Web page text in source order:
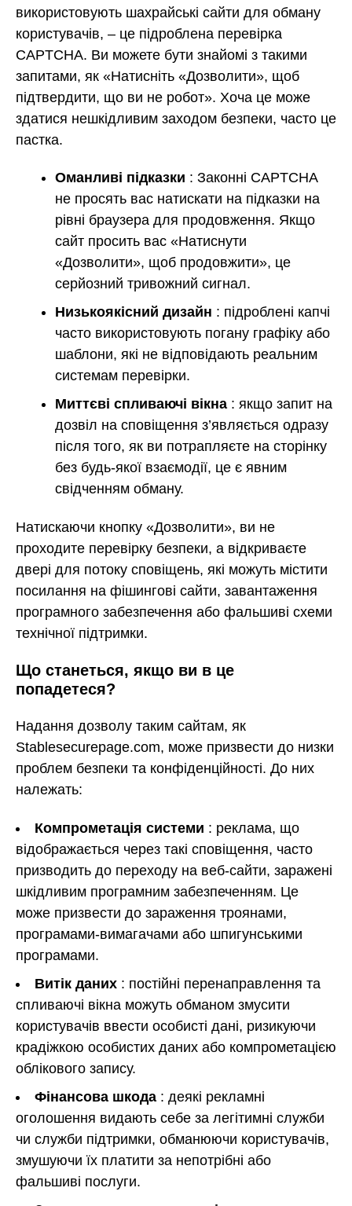
використовують шахрайські сайти для обману
користувачів, – це підроблена перевірка
CAPTCHA. Ви можете бути знайомі з такими
запитами, як «Натисніть «Дозволити», щоб
підтвердити, що ви не робот». Хоча це може
здатися нешкідливим заходом безпеки, часто це
пастка.
Оманливі підказки : Законні CAPTCHA
не просять вас натискати на підказки на
рівні браузера для продовження. Якщо
сайт просить вас «Натиснути
«Дозволити», щоб продовжити», це
серйозний тривожний сигнал.
Низькоякісний дизайн : підроблені капчі
часто використовують погану графіку або
шаблони, які не відповідають реальним
системам перевірки.
Миттєві спливаючі вікна : якщо запит на
дозвіл на сповіщення з’являється одразу
після того, як ви потрапляєте на сторінку
без будь-якої взаємодії, це є явним
свідченням обману.
Натискаючи кнопку «Дозволити», ви не
проходите перевірку безпеки, а відкриваєте
двері для потоку сповіщень, які можуть містити
посилання на фішингові сайти, завантаження
програмного забезпечення або фальшиві схеми
технічної підтримки.
Що станеться, якщо ви в це
попадетеся?
Надання дозволу таким сайтам, як
Stablesecurepage.com, може призвести до низки
проблем безпеки та конфіденційності. До них
належать:
Компрометація системи : реклама, що
відображається через такі сповіщення, часто
призводить до переходу на веб-сайти, заражені
шкідливим програмним забезпеченням. Це
може призвести до зараження троянами,
програмами-вимагачами або шпигунськими
програмами.
Витік даних : постійні перенаправлення та
спливаючі вікна можуть обманом змусити
користувачів ввести особисті дані, ризикуючи
крадіжкою особистих даних або компрометацією
облікового запису.
Фінансова шкода : деякі рекламні
оголошення видають себе за легітимні служби
чи служби підтримки, обманюючи користувачів,
змушуючи їх платити за непотрібні або
фальшиві послуги.